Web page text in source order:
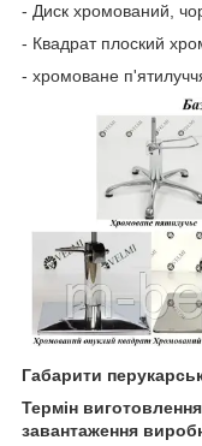
- Диск хромований,
- Квадрат плоский
- хромоване
Габарити
Термін
завантаження